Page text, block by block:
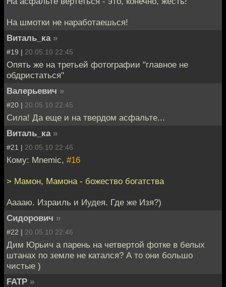
На шмотки не наработаешься!
Виталь_ка »
#19 | 20.05.10 22:45
Опять же на третьей фотографии "главное не
обдристаться"
Валерьевич »
#20 | 20.05.10 22:45
Сила! Да еще и на твердом асфальте...
Виталь_ка »
#21 | 20.05.10 22:46
Кому: Mnemic, #16
> Мамон, Мамона - божество богатства
Ааааю. Израиль и Иудея. Где же Изя?)
Сидорович »
#22 | 20.05.10 22:46
Дим Юрьич а парень на четвертой фотке в белых
штанах по земле не катался? А то они большо
чистые )
FATP »